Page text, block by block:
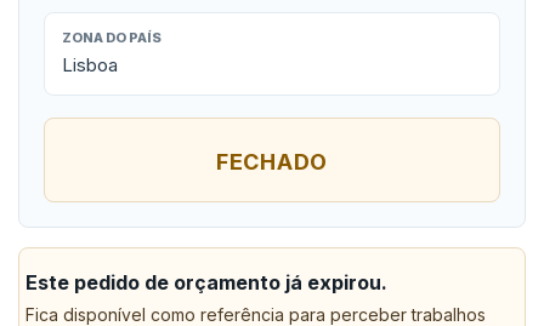
ZONA DO PAÍS
Lisboa
FECHADO
Este pedido de orçamento já expirou.
Fica disponível como referência para perceber trabalhos